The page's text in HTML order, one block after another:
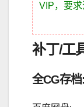
VIP，要
补丁/工
全CG存档: